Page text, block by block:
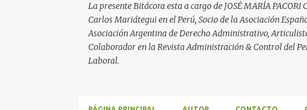
La presente Bitácora esta a cargo de JOSÉ MARÍA
Carlos Mariátegui en el Perú, Socio de la Asociación
Asociación Argentina de Derecho Administrativo,
Colaborador en la Revista Administración & Control del
Laboral.